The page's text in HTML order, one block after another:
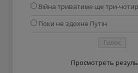
Війна триватиме ще три-
Поки не здохне Путін
Просмотреть